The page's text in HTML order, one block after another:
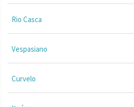
Rio Casca
Vespasiano
Curvelo